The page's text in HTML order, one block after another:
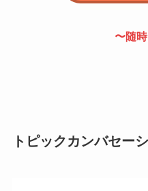
〜随
トピックカンバセー